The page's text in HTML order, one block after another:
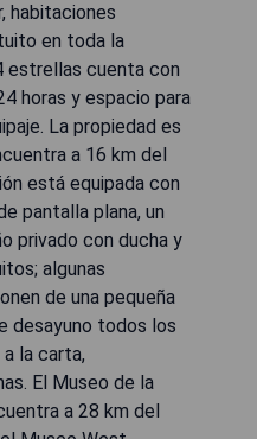
habitaciones
en toda la
estrellas cuenta con
horas y espacio para
La propiedad es
a 16 km del
está equipada con
pantalla plana, un
privado con ducha y
algunas
de una pequeña
desayuno todos los
la carta,
El Museo de la
a 28 km del